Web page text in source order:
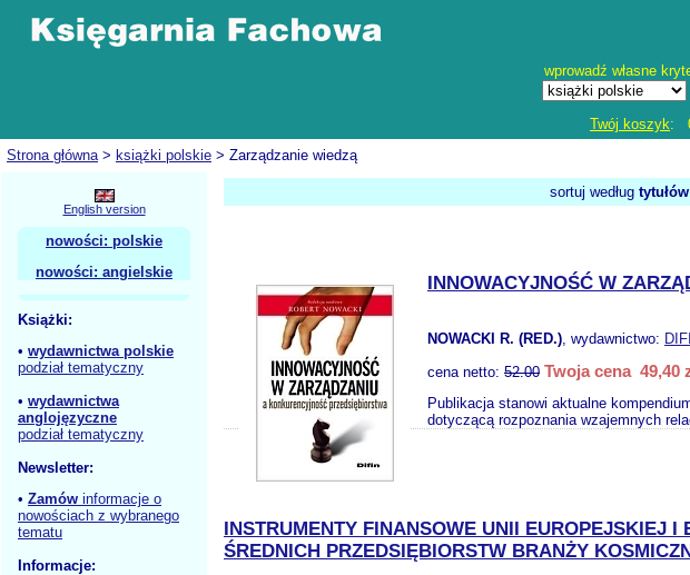
wprowadź własne
Twój koszyk:
Strona główna> książki polskie > Zarządzanie wiedzą
English version
nowości: polskie
nowości: angielskie
Książki:
• wydawnictwa polskie
podział tematyczny
• wydawnictwa
anglojęzyczne
podział tematyczny
Newsletter:
• Zamów informacje o
nowościach z wybranego
tematu
Informacje:
sortuj według
INNOWACYJNOŚĆ W
NOWACKI R. (RED.), wydawnictwo:
cena netto: 52.00 Twoja cena 49,40
Publikacja stanowi aktualne
dotyczącą rozpoznania wzajemnych
INSTRUMENTY FINANSOWE UNII EUROPEJSKIEJ
ŚREDNICH PRZEDSIĘBIORSTW BRANŻY